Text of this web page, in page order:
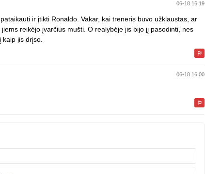
06-18 16:19
ir įtikti Ronaldo. Vakar, kai treneris buvo užklaustas, ar
reikėjo įvarčius mušti. O realybėje jis bijo jį pasodinti, nes
jis drįso.
06-18 16:00